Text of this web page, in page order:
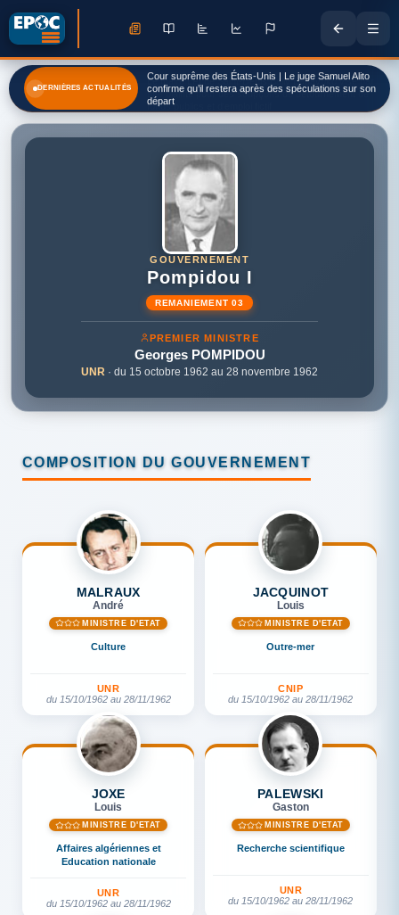
DERNIÈRES ACTUALITÉS
Cour suprême des États-Unis | Le juge Samuel Alito
confirme qu’il restera après des spéculations sur son
départ
GOUVERNEMENT
Pompidou I
REMANIEMENT 03
PREMIER MINISTRE
Georges POMPIDOU
UNR · du 15 octobre 1962 au 28 novembre 1962
COMPOSITION DU GOUVERNEMENT
MALRAUX
André
MINISTRE D'ETAT
Culture
UNR
du 15/10/1962 au 28/11/1962
JACQUINOT
Louis
MINISTRE D'ETAT
Outre-mer
CNIP
du 15/10/1962 au 28/11/1962
JOXE
Louis
MINISTRE D'ETAT
Affaires algériennes et
Education nationale
UNR
du 15/10/1962 au 28/11/1962
PALEWSKI
Gaston
MINISTRE D'ETAT
Recherche scientifique
UNR
du 15/10/1962 au 28/11/1962